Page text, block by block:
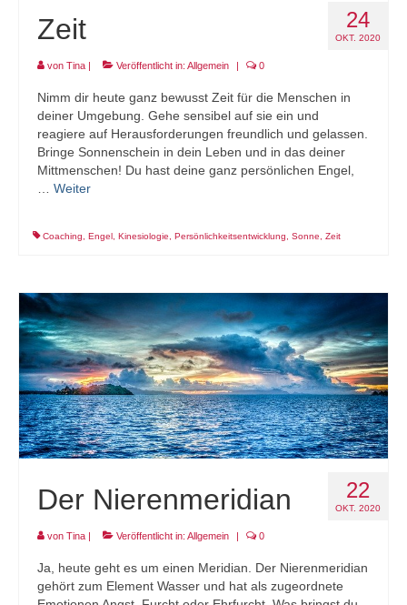
24
OKT. 2020
Zeit
von Tina | Veröffentlicht in: Allgemein | 0
Nimm dir heute ganz bewusst Zeit für die Menschen in
deiner Umgebung. Gehe sensibel auf sie ein und
reagiere auf Herausforderungen freundlich und gelassen.
Bringe Sonnenschein in dein Leben und in das deiner
Mittmenschen! Du hast deine ganz persönlichen Engel,
Weiter
Coaching Engel Kinesiologie Persönlichkeitsentwicklung Sonne Zeit
22
OKT. 2020
Der Nierenmeridian
von Tina Veröffentlicht in: Allgemein 0
Ja, heute geht es um einen Meridian. Der Nierenmeridian
gehört zum Element Wasser und hat als zugeordnete